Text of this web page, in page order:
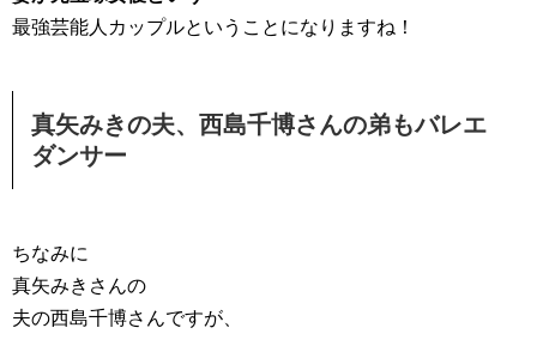
最強芸能人カップルということになりますね！
真矢みきの夫、西島千博さんの弟もバレエ
ダンサー
ちなみに
真矢みきさんの
夫の西島千博さんですが、